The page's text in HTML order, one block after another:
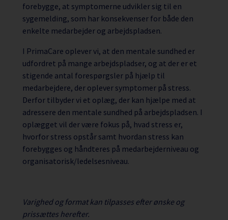
forebygge, at symptomerne udvikler sig til en
sygemelding, som har konsekvenser for både den
enkelte medarbejder og arbejdspladsen.
I PrimaCare oplever vi, at den mentale sundhed er
udfordret på mange arbejdspladser, og at der er et
stigende antal forespørgsler på hjælp til
medarbejdere, der oplever symptomer på stress.
Derfor tilbyder vi et oplæg, der kan hjælpe med at
adressere den mentale sundhed på arbejdspladsen. I
oplægget vil der være fokus på, hvad stress er,
hvorfor stress opstår samt hvordan stress kan
forebygges og håndteres på medarbejderniveau og
organisatorisk/ledelsesniveau.
Varighed og format kan tilpasses efter ønske og
prissættes herefter.